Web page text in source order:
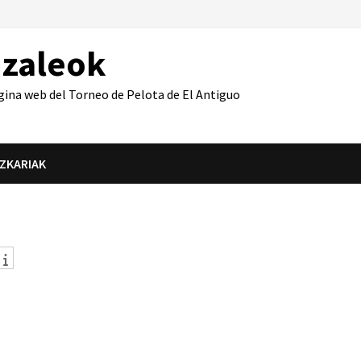
web del Torneo de Pelota de El Antiguo